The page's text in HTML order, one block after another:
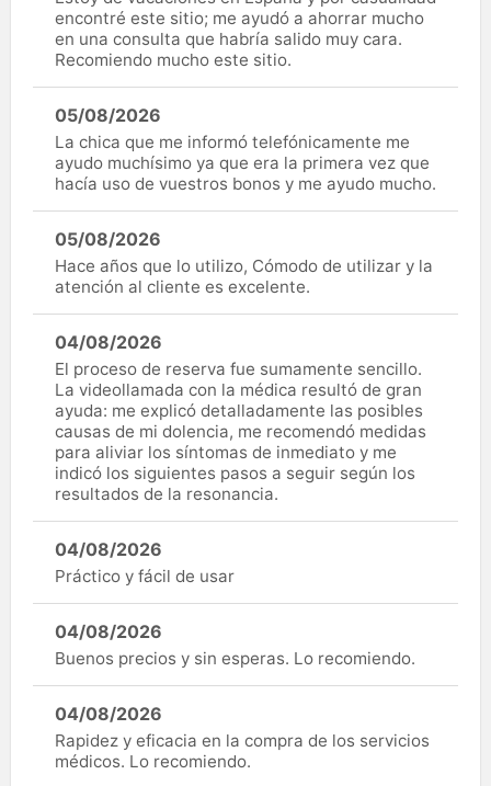
encontré este sitio; me ayudó a ahorrar mucho
en una consulta que habría salido muy cara.
Recomiendo mucho este sitio.
05/08/2026
La chica que me informó telefónicamente me
ayudo muchísimo ya que era la primera vez que
hacía uso de vuestros bonos y me ayudo mucho.
05/08/2026
Hace años que lo utilizo, Cómodo de utilizar y la
atención al cliente es excelente.
04/08/2026
El proceso de reserva fue sumamente sencillo.
La videollamada con la médica resultó de gran
ayuda: me explicó detalladamente las posibles
causas de mi dolencia, me recomendó medidas
para aliviar los síntomas de inmediato y me
indicó los siguientes pasos a seguir según los
resultados de la resonancia.
04/08/2026
Práctico y fácil de usar
04/08/2026
Buenos precios y sin esperas. Lo recomiendo.
04/08/2026
Rapidez y eficacia en la compra de los servicios
médicos. Lo recomiendo.